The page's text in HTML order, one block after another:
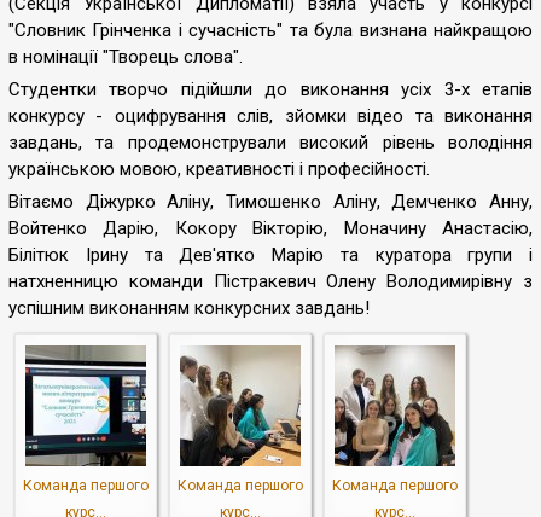
"Словник Грінченка і сучасність" та була визнана найкращою
в номінації "Творець слова".
Студентки творчо підійшли до виконання усіх 3-х етапів
конкурсу - оцифрування слів, зйомки відео та виконання
завдань, та продемонстрували високий рівень володіння
українською мовою, креативності і професійності.
Вітаємо Діжурко Аліну, Тимошенко Аліну, Демченко Анну,
Войтенко Дарію, Кокору Вікторію, Моначину Анастасію,
Білітюк Ірину та Дев'ятко Марію та куратора групи і
натхненницю команди Пістракевич Олену Володимирівну з
успішним виконанням конкурсних завдань!
Команда першого
курс...
Команда першого
курс...
Команда першого
курс...